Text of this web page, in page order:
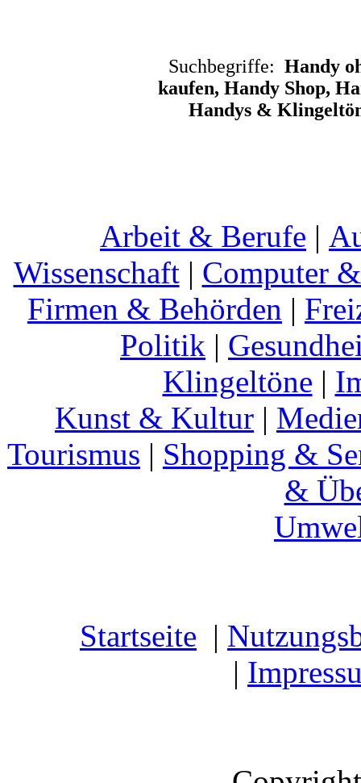
Suchbegriffe: Handy
kaufen, Handy Shop,
Handys &
Arbeit & Berufe |
Wissenschaft| Computer
Firmen & Behörden |
Politik |
Klingeltöne |
Kunst & Kultur |
Tourismus | Shopping &
&
Startseite |
|